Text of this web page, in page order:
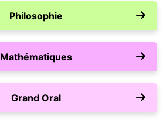
Philosophie
Mathématiques
Grand Oral